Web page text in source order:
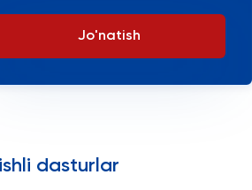
Jo'natish
dasturlar